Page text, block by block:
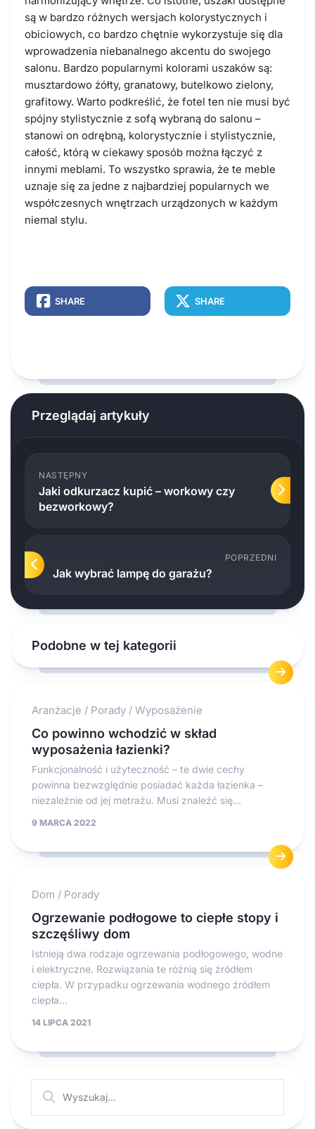
są w bardzo różnych wersjach kolorystycznych i
obiciowych, co bardzo chętnie wykorzystuje się dla
wprowadzenia niebanalnego akcentu do swojego
salonu. Bardzo popularnymi kolorami uszaków są:
musztardowo żółty, granatowy, butelkowo zielony,
grafitowy. Warto podkreślić, że fotel ten nie musi być
spójny stylistycznie z sofą wybraną do salonu –
stanowi on odrębną, kolorystycznie i stylistycznie,
całość, którą w ciekawy sposób można łączyć z
innymi meblami. To wszystko sprawia, że te meble
uznaje się za jedne z najbardziej popularnych we
współczesnych wnętrzach urządzonych w każdym
niemal stylu.
SHARE SHARE
Przeglądaj artykuły
NASTĘPNY
Jaki odkurzacz kupić – workowy czy
bezworkowy?
POPRZEDNI
Jak wybrać lampę do garażu?
Podobne w tej kategorii
Aranżacje / Porady / Wyposażenie
Co powinno wchodzić w skład
wyposażenia łazienki?
Funkcjonalność i użyteczność – te dwie cechy
powinna bezwzględnie posiadać każda łazienka –
niezależnie od jej metrażu. Musi znaleźć się...
9 MARCA 2022
Dom / Porady
Ogrzewanie podłogowe to ciepłe stopy i
szczęśliwy dom
Istnieją dwa rodzaje ogrzewania podłogowego, wodne
i elektryczne. Rozwiązania te różnią się źródłem
ciepła. W przypadku ogrzewania wodnego źródłem
ciepła...
14 LIPCA 2021